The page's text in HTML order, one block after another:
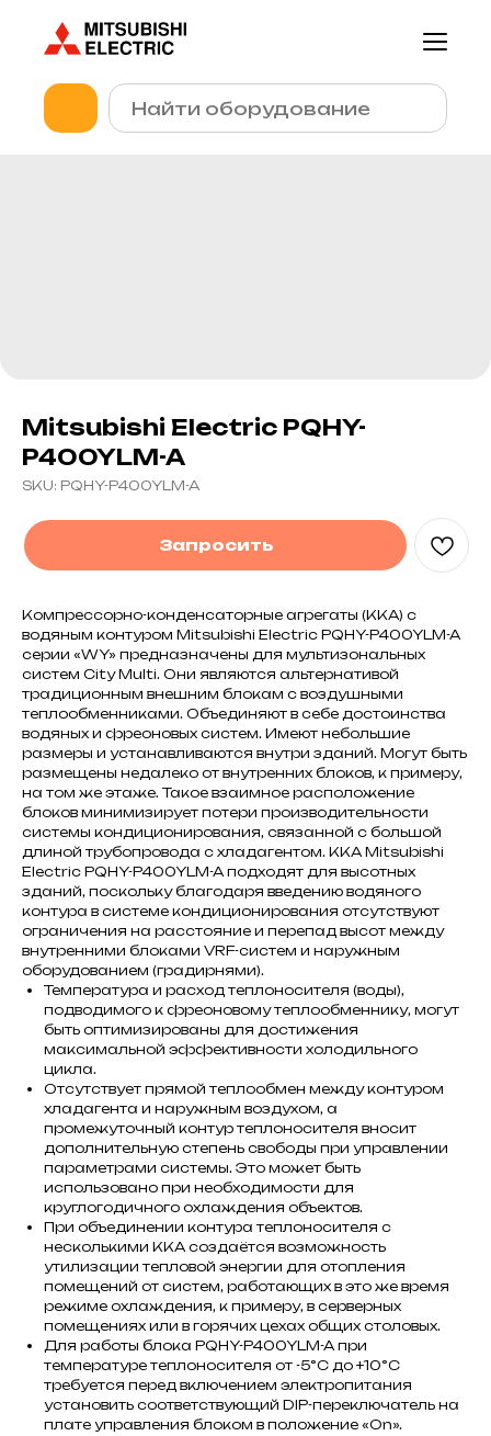
Mitsubishi Electric PQHY-
P400YLM-A
SKU: PQHY-P400YLM-A
Запросить
Компрессорно-конденсаторные агрегаты (ККА) с
водяным контуром Mitsubishi Electric PQHY-P400YLM-A
серии «WY» предназначены для мультизональных
систем City Multi. Они являются альтернативой
традиционным внешним блокам с воздушными
теплообменниками. Объединяют в себе достоинства
водяных и фреоновых систем. Имеют небольшие
размеры и устанавливаются внутри зданий. Могут быть
размещены недалеко от внутренних блоков, к примеру,
на том же этаже. Такое взаимное расположение
блоков минимизирует потери производительности
системы кондиционирования, связанной с большой
длиной трубопровода с хладагентом. ККА Mitsubishi
Electric PQHY-P400YLM-A подходят для высотных
зданий, поскольку благодаря введению водяного
контура в системе кондиционирования отсутствуют
ограничения на расстояние и перепад высот между
внутренними блоками VRF-систем и наружным
оборудованием (градирнями).
Температура и расход теплоносителя (воды),
подводимого к фреоновому теплообменнику, могут
быть оптимизированы для достижения
максимальной эффективности холодильного
цикла.
Отсутствует прямой теплообмен между контуром
хладагента и наружным воздухом, а
промежуточный контур теплоносителя вносит
дополнительную степень свободы при управлении
параметрами системы. Это может быть
использовано при необходимости для
круглогодичного охлаждения объектов.
При объединении контура теплоносителя с
несколькими ККА создаётся возможность
утилизации тепловой энергии для отопления
помещений от систем, работающих в это же время
режиме охлаждения, к примеру, в серверных
помещениях или в горячих цехах общих столовых.
Для работы блока PQHY-P400YLM-A при
температуре теплоносителя от -5°С до +10°С
требуется перед включением электропитания
установить соответствующий DIP-переключатель на
плате управления блоком в положение «On».